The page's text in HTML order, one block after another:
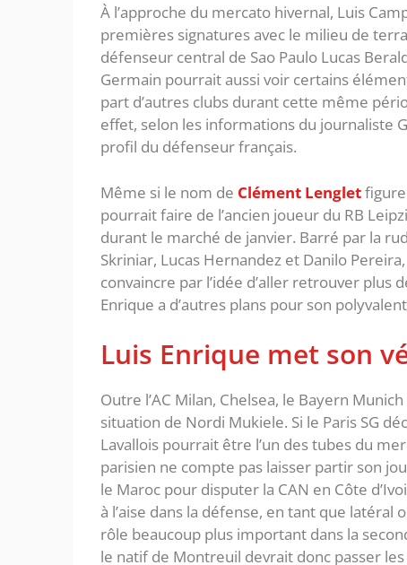
À l’approche du mercato hivernal, Luis
premières signatures avec le milieu de
défenseur central de Sao Paulo Lucas
Germain pourrait aussi voir certains
part d’autres clubs durant cette même
effet, selon les informations du journaliste
profil du défenseur français.
Même si le nom de Clément Lenglet
pourrait faire de l’ancien joueur du RB
durant le marché de janvier. Barré par la
Skriniar, Lucas Hernandez et Danilo
convaincre par l’idée d’aller retrouver plus
Enrique a d’autres plans pour son
Luis Enrique met son
Outre l’AC Milan, Chelsea, le Bayern
situation de Nordi Mukiele. Si le Paris SG
Lavallois pourrait être l’un des tubes du
parisien ne compte pas laisser partir son
le Maroc pour disputer la CAN en Côte
à l’aise dans la défense, en tant que
rôle beaucoup plus important dans la
le natif de Montreuil devrait donc passer